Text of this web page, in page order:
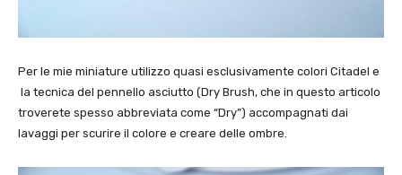
Per le mie miniature utilizzo quasi esclusivamente colori Citadel e
la tecnica del pennello asciutto (Dry Brush, che in questo articolo
troverete spesso abbreviata come “Dry”) accompagnati dai
lavaggi per scurire il colore e creare delle ombre.